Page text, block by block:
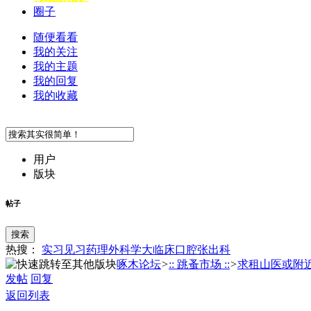
圈子
随便看看
我的关注
我的主题
我的回复
我的收藏
用户
版块
帖子
搜索
热搜： 实习 见习药理外科学大临床口腔张出科
啄木论坛>:: 跳蚤市场 ::>求租山医或附
发帖 回复
返回列表